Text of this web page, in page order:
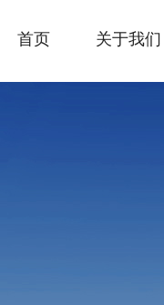
首页 关于我们